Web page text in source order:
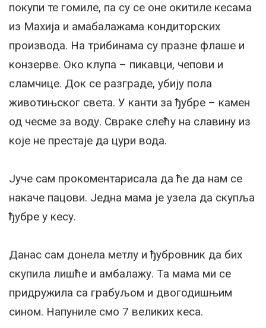
покупи те гомиле, па су се оне окитиле кесама
из Маxија и амабалажама кондиторских
производа. На трибинама су празне флаше и
конзерве. Око клупа – пикавци, чепови и
сламчице. Док се разграде, убију пола
животињског света. У канти за ђубре – камен
од чесме за воду. Свраке слећу на славину из
које не престаје да цури вода.
Јуче сам прокоментарисала да ће да нам се
накаче пацови. Једна мама је узела да скупља
ђубре у кесу.
Данас сам донела метлу и ђубровник да бих
скупила лишће и амбалажу. Та мама ми се
придружила са грабуљом и двогодишњим
сином. Напуниле смо 7 великих кеса.